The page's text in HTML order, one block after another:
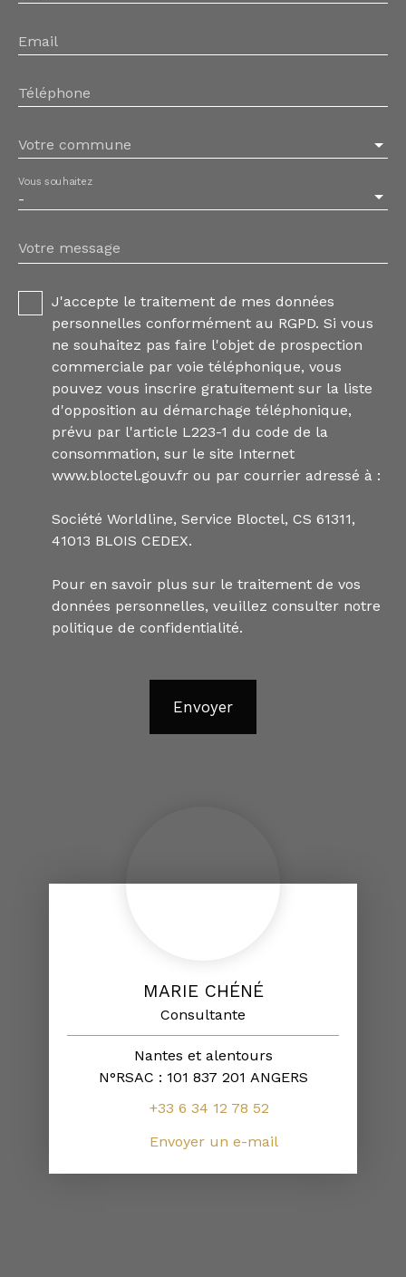
Email
Téléphone
Votre commune
-
Vous souhaitez
Votre message
J'accepte le traitement de mes données
personnelles conformément au RGPD. Si vous
ne souhaitez pas faire l'objet de prospection
commerciale par voie téléphonique, vous
pouvez vous inscrire gratuitement sur la liste
d'opposition au démarchage téléphonique,
prévu par l'article L223-1 du code de la
consommation, sur le site Internet
www.bloctel.gouv.fr ou par courrier adressé à :
Société Worldline, Service Bloctel, CS 61311,
41013 BLOIS CEDEX.
Pour en savoir plus sur le traitement de vos
données personnelles, veuillez consulter notre
politique de confidentialité.
Envoyer
MARIE CHÉNÉ
Consultante
Nantes et alentours
N°RSAC : 101 837 201 ANGERS
+33 6 34 12 78 52
Envoyer un e-mail